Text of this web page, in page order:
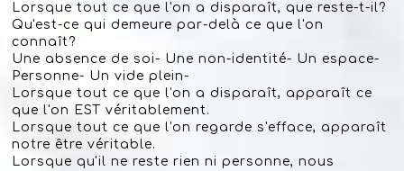
Lorsque tout ce que l'on a disparaît, que reste-t-il?
Qu'est-ce qui demeure par-delà ce que l'on
connaît?
Une absence de soi- Une non-identité- Un espace-
Personne- Un vide plein-
Lorsque tout ce que l'on a disparaît, apparaît ce
que l'on EST véritablement.
Lorsque tout ce que l'on regarde s'efface, apparaît
notre être véritable.
Lorsque qu'il ne reste rien ni personne, nous